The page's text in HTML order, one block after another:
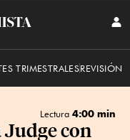
TRIMESTRALESREVISIÓN
Lectura 4:00 min
Judge con